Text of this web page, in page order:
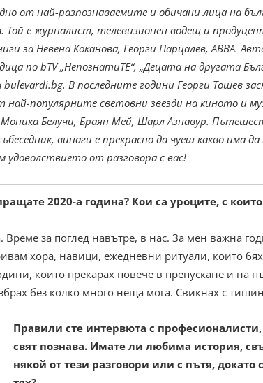
от най-разпознаваемите и обичани лица на
Той е журналист, телевизионен водещ и
за Невена Коканова, Георги Парцалев, ABBA.
по bTV „НепознатиТЕ“, „Децата на другата
В последните години Георги Тошев
популярните световни звезди на киното и
Белучи, Браян Мей, Шарл Азнавур.
винаги е прекрасно да чуеш какво има
удоволствието от разговора с вас!
2020-а година? Кои са уроците, с
Време за поглед навътре, в нас. За мен важна
хора, навици, ежедневни ритуали, които
които прекарах повече в препускане и на
без колко много неща мога. Свикнах с
Правили сте интервюта с
свят познава. Имате ли любима история,
някой от тези разговори или с пътя, докато